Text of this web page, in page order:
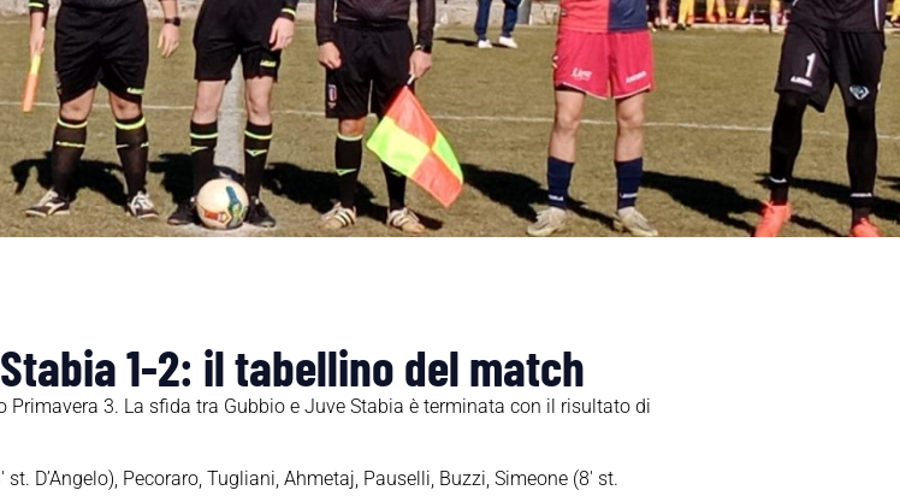
1-2: il tabellino del match
3. La sfida tra Gubbio e Juve Stabia è terminata con il risultato di
D’Angelo), Pecoraro, Tugliani, Ahmetaj, Pauselli, Buzzi, Simeone (8′ st.